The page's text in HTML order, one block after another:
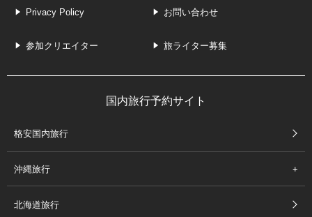
Privacy Policy お問い合わせ
参加クリエイター 旅ライター募集
国内旅行予約サイト
格安国内旅行
沖縄旅行
北海道旅行